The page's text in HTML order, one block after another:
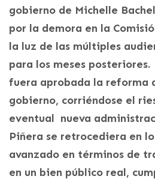
gobierno de Michelle
por la demora en la
la luz de las múltiples
para los meses
fuera aprobada la reforma
gobierno, corriéndose el
eventual nueva
Piñera se retrocediera en
avanzado en términos de
en un bien público real,